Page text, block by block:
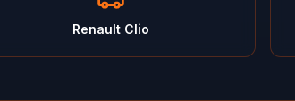
Renault Clio